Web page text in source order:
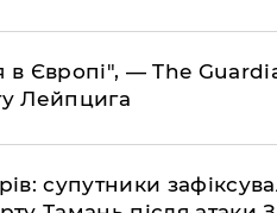
в Європі", — The
Лейпцига
супутники